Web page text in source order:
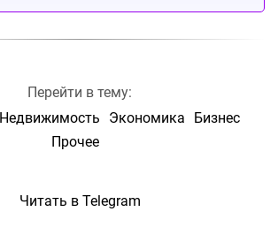
Перейти в тему:
Недвижимость Экономика
Бизнес
Прочее
Читать в Telegram